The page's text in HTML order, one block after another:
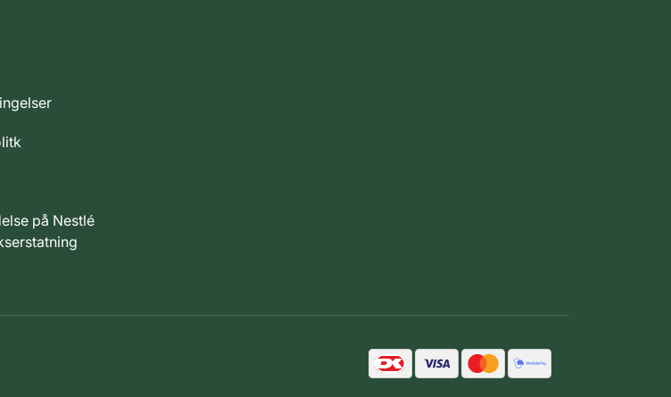
på Nestlé